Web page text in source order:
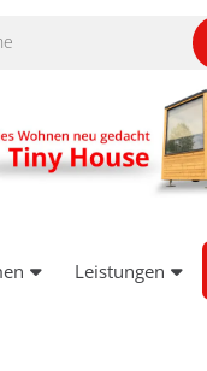
Leistungen